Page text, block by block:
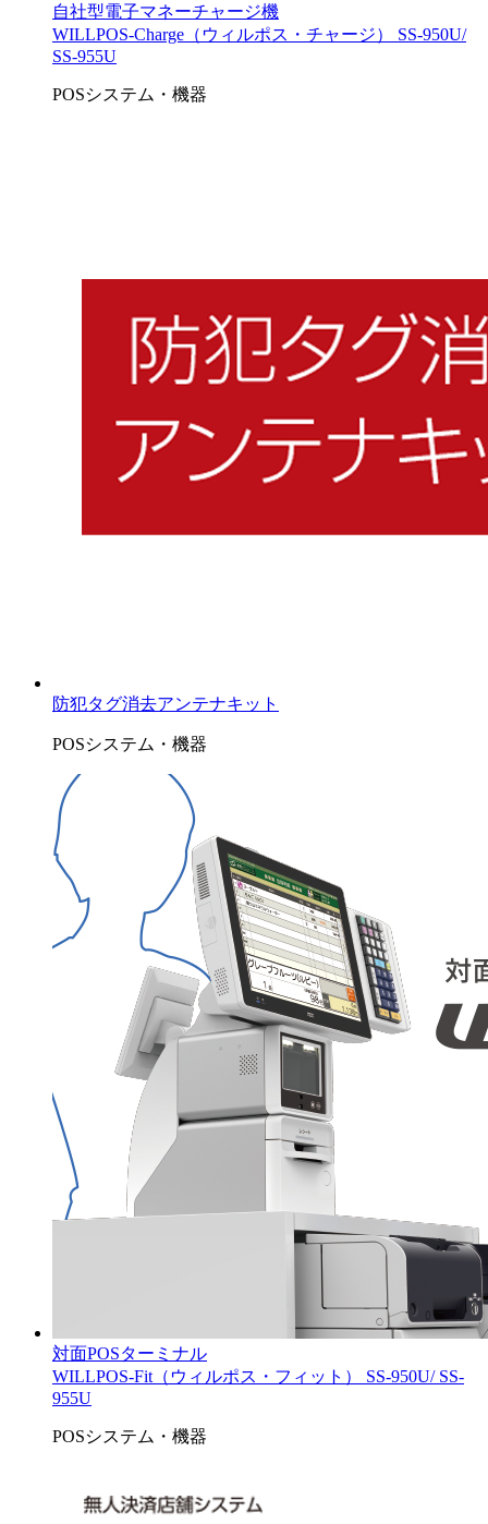
自社型電子マネーチャージ機
WILLPOS-Charge（ウィルポス・チャージ） SS-950U/
SS-955U
POSシステム・機器
防犯タグ消去アンテナキット
POSシステム・機器
対面POSターミナル
WILLPOS-Fit（ウィルポス・フィット） SS-950U/ SS-
955U
POSシステム・機器